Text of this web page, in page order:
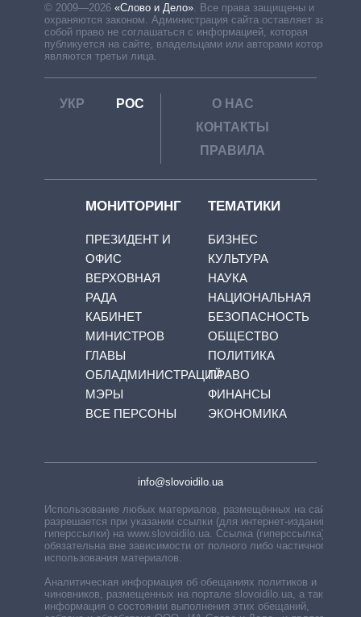
© 2009—2026 «Слово и Дело» Все права защищены и
охраняются законом. Администрация сайта оставляет за
собой право не соглашаться с информацией, которая
публикуется на сайте, владельцами или авторами которой
являются третьи лица.
УКР РОС
О НАС
КОНТАКТЫ
ПРАВИЛА
МОНИТОРИНГ
ПРЕЗИДЕНТ И
ОФИС
ВЕРХОВНАЯ
РАДА
КАБИНЕТ
МИНИСТРОВ
ГЛАВЫ
ОБЛАДМИНИСТРАЦИЙ
МЭРЫ
ВСЕ ПЕРСОНЫ
ТЕМАТИКИ
БИЗНЕС
КУЛЬТУРА
НАУКА
НАЦИОНАЛЬНАЯ
БЕЗОПАСНОСТЬ
ОБЩЕСТВО
ПОЛИТИКА
ПРАВО
ФИНАНСЫ
ЭКОНОМИКА
info@slovoidilo.ua
Использование любых материалов, размещённых на сайте,
разрешается при указании ссылки (для интернет-изданий —
гиперссылки) на www.slovoidilo.ua. Ссылка (гиперссылка)
обязательна вне зависимости от полного либо частичного
использования материалов.
Аналитическая информация об обещаниях политиков и
чиновников, размещенных на портале slovoidilo.ua, а также
информация о состоянии выполнения этих обещаний,